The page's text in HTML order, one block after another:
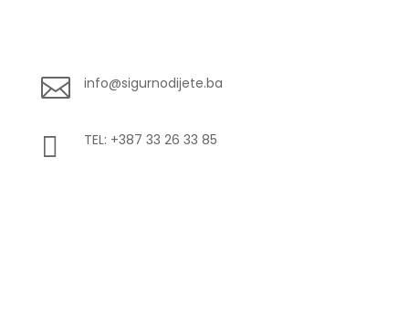
 info@sigurnodijete.ba
 TEL: +387 33 26 33 85